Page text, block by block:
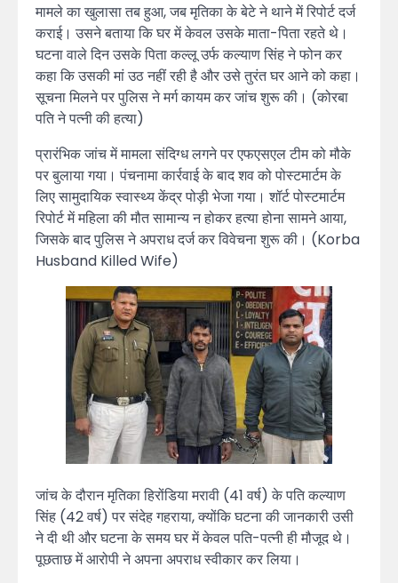
मामले का खुलासा तब हुआ, जब मृतिका के बेटे ने थाने में रिपोर्ट दर्ज
कराई। उसने बताया कि घर में केवल उसके माता-पिता रहते थे।
घटना वाले दिन उसके पिता कल्लू उर्फ कल्याण सिंह ने फोन कर
कहा कि उसकी मां उठ नहीं रही है और उसे तुरंत घर आने को कहा।
सूचना मिलने पर पुलिस ने मर्ग कायम कर जांच शुरू की। (कोरबा
पति ने पत्नी की हत्या)
प्रारंभिक जांच में मामला संदिग्ध लगने पर एफएसएल टीम को मौके
पर बुलाया गया। पंचनामा कार्रवाई के बाद शव को पोस्टमार्टम के
लिए सामुदायिक स्वास्थ्य केंद्र पोड़ी भेजा गया। शॉर्ट पोस्टमार्टम
रिपोर्ट में महिला की मौत सामान्य न होकर हत्या होना सामने आया,
जिसके बाद पुलिस ने अपराध दर्ज कर विवेचना शुरू की। (Korba
Husband Killed Wife)
जांच के दौरान मृतिका हिरोंडिया मरावी (41 वर्ष) के पति कल्याण
सिंह (42 वर्ष) पर संदेह गहराया, क्योंकि घटना की जानकारी उसी
ने दी थी और घटना के समय घर में केवल पति-पत्नी ही मौजूद थे।
पूछताछ में आरोपी ने अपना अपराध स्वीकार कर लिया।